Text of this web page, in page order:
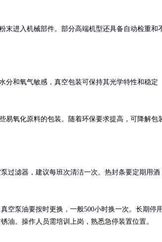
末进入机械部件。部分高端机型还具备自动检重和
分和氧气敏感，真空包装可保持其光学特性和稳定
易氧化原料的包装。随着环保要求提高，可降解包
过滤器，建议每班次清洁一次。热封条要定期用酒
空泵油要按时更换，一般500小时换一次。长期停
油。操作人员需培训上岗，熟悉急停装置位置。